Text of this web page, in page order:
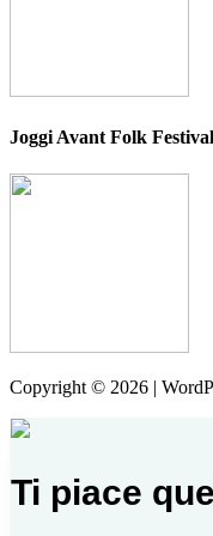
Joggi Avant Folk Festival
Copyright © 2026 |
Ti piace